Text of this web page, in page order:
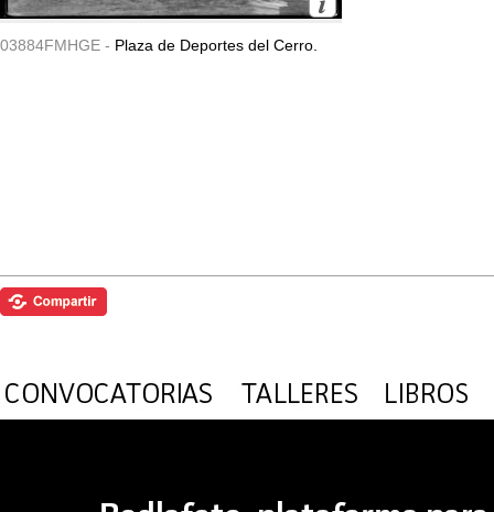
03884FMHGE - Plaza de Deportes del Cerro.